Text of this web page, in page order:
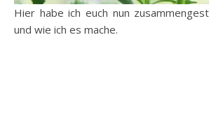
Hier habe ich euch nun
und wie ich es mache.